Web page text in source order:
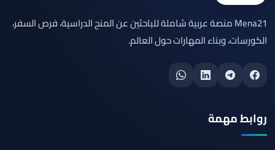
Mena21 منصة عربية شاملة للباحثين عن المنح الدراسية، فرص السفر،
الكورسات، وبناء المهارات حول العالم.
روابط مهمة